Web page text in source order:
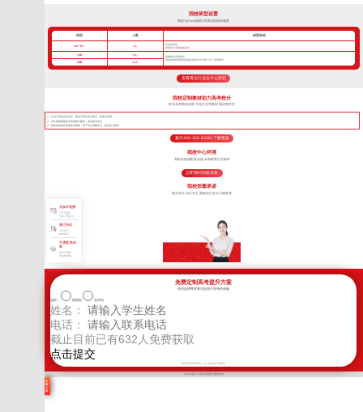
我校班型设置
我校TLEscort课程 班课也能因材施教
班型 人数 班型特色
VIP一对一 1人
高考核武器
把握每寸光阴备战高考
小班 8人
超精细化管理模式
我校班课管理模式精细化管控优于常规一对一管理模式
中班 16人
来看看自己适合什么班型
我校定制教材助力高考抢分
多年高考教研成果 艺考生专用教材 精进更科学
针对不同的高考目标，甄选不同的考点教学，将厚书变薄。
每年根据最新高考考纲修订教材，直击高考考点
狠抓基础知识形成知识网络，便于学生理解记忆，提高学习效率
拨打400-155-6338 | 了解更多
我校中心环境
高标准校园配套设施 高考教育行业标杆
立即预约到校考察
我校郑重承诺
因为专注 所以专业 我校成立至今只做高考
无条件退费
7天不满意
交多少退多少
签订协议
入学签订
辅导协议
不满意 换老
师
教学不满意
老师随时换
免费定制高考提升方案
您的选择将直接决定孩子高考的成败
选科： 物理组 化学组
姓名：
电话：
截止目前已有632人免费获取
新学高考郑重承诺，以上信息将严格保密
Copyright © 四川高考提分版权所有
学
费
计
算